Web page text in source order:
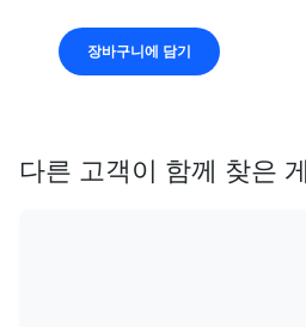
장바구니에 담기
다른 고객이 함께 찾은